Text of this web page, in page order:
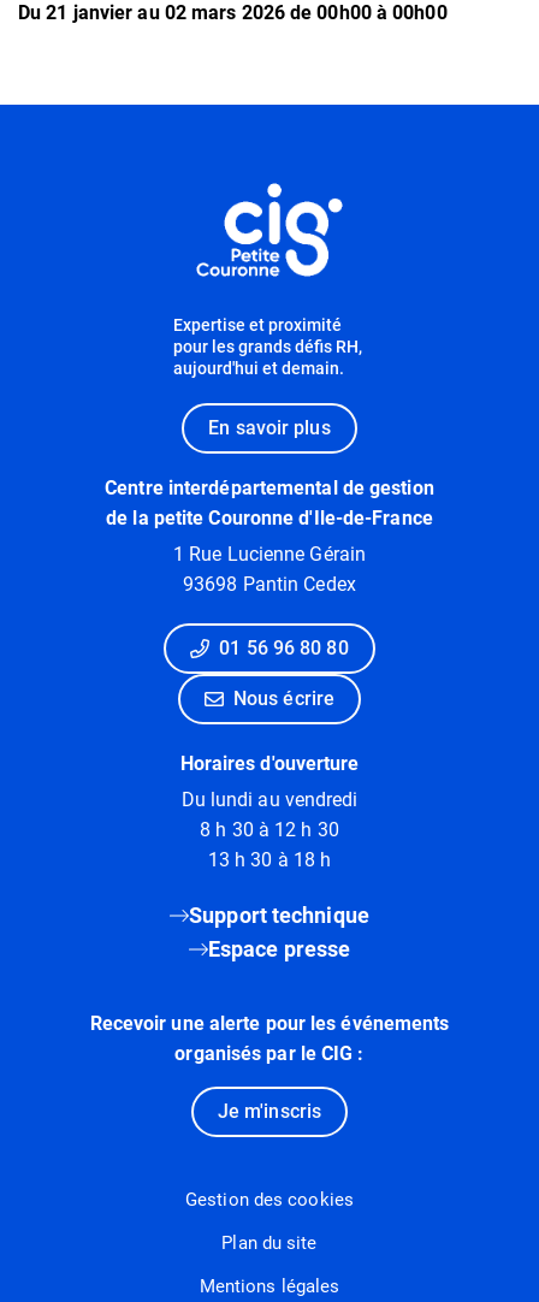
Du21 janvier au 02 mars 2026 de 00h00 à 00h00
Expertise et proximité
pour les grands défis RH,
aujourd'hui et demain.
En savoir plus
Centre interdépartemental de gestion
de la petite Couronne d'Ile-de-France
1 Rue Lucienne Gérain
93698 Pantin Cedex
01 56 96 80 80
Nous écrire
Horaires d'ouverture
Du lundi au vendredi
8 h 30 à 12 h 30
13 h 30 à 18 h
Support technique
Espace presse
Recevoir une alerte pour les événements
organisés par le CIG :
Je m'inscris
Gestion des cookies
Plan du site
Mentions légales